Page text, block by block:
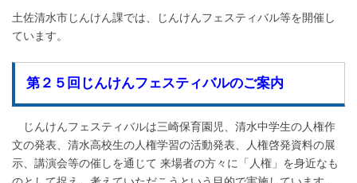
土佐清水市じんけん課では、じんけんフェスティバル等を開催し
ています。
第２５回じんけんフェスティバルのご案内
じんけんフェスティバルは三崎保育園児、清水中学生の人権作
文の発表、清水高校生の人権学習の活動発表、人権啓発資料の展
示、講演会等の催しを通じて 来場者の方々に「人権」を身近なも